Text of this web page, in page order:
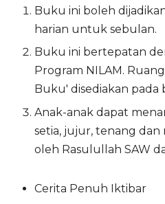
Buku ini boleh
harian untuk sebulan.
Buku ini bertepatan
Program NILAM.
Buku' disediakan pada
Anak-anak dapat
setia, jujur, tenang
oleh Rasulullah SAW
Cerita Penuh Iktibar